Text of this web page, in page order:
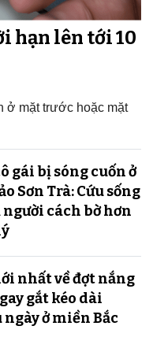
hạn lên tới 10
ở mặt trước hoặc mặt
gái bị sóng cuốn ở
Sơn Trà: Cứu sống
người cách bờ hơn
nhất về đợt nắng
gắt kéo dài
ở miền Bắc